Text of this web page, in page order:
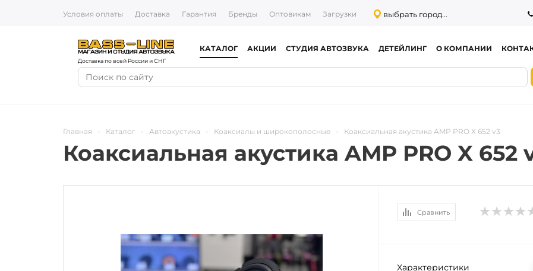
Условия оплаты Доставка Гарантия Бренды Оптовикам Загрузки выбрать город...
Доставка по всей России и СНГ
КАТАЛОГ АКЦИИ СТУДИЯ АВТОЗВУКА ДЕТЕЙЛИНГ О КОМПАНИИ
Главная - Каталог - Автоакустика - Коаксиалы и широкополосные - Коаксиальная акустика AMP PRO X 652 v3
Коаксиальная акустика AMP PRO X 652
Сравнить
Характеристики